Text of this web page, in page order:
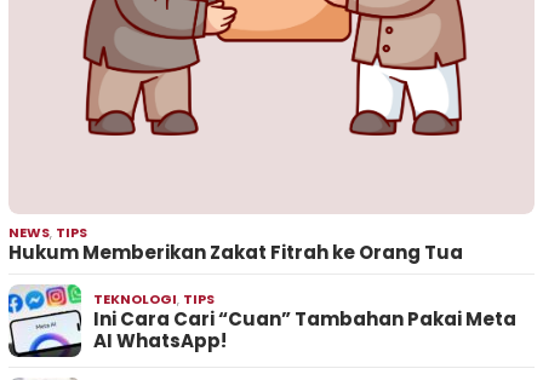
NEWS, TIPS
Hukum Memberikan Zakat Fitrah ke Orang Tua
TEKNOLOGI, TIPS
Ini Cara Cari “Cuan” Tambahan Pakai Meta
AI WhatsApp!